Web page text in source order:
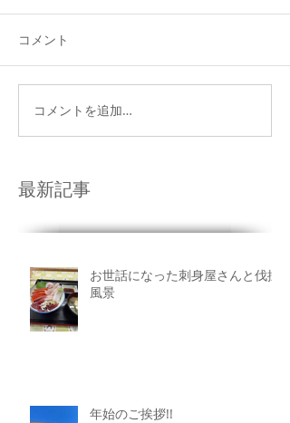
最新記事
コメント
コメントを追加…
お世話になった刺身屋さんと伐採
風景
年始のご挨拶!!